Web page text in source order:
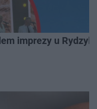
imprezy u